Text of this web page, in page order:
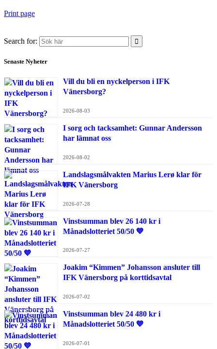
Print page
Search for:
Senaste Nyheter
Vill du bli en nyckelperson i IFK
Vänersborg?
2026-08-03
I sorg och tacksamhet: Gunnar Andersson
har lämnat oss
2026-08-02
Landslagsmålvakten Marius Lerø klar för
IFK Vänersborg
2026-07-28
Vinstsumman blev 26 140 kr i
Månadslotteriet 50/50 💙
2026-07-27
Joakim “Kimmen” Johansson ansluter till
IFK Vänersborg på korttidsavtal
2026-07-02
Vinstsumman blev 24 480 kr i
Månadslotteriet 50/50 💙
2026-07-01